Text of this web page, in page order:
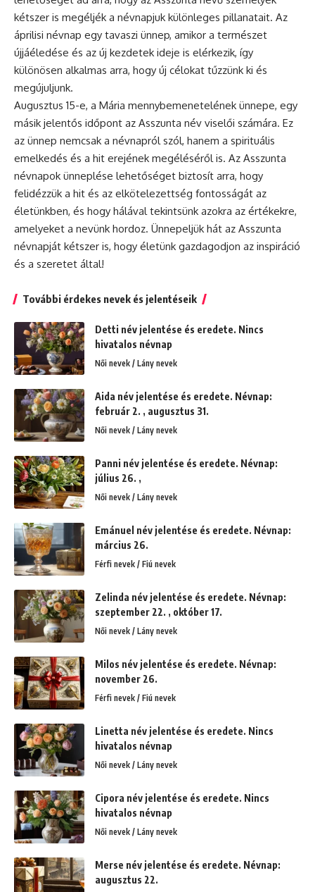
kétszer is megéljék a névnapjuk különleges pillanatait. Az
áprilisi névnap egy tavaszi ünnep, amikor a természet
újjáéledése és az új kezdetek ideje is elérkezik, így
különösen alkalmas arra, hogy új célokat tűzzünk ki és
megújuljunk.
Augusztus 15-e, a Mária mennybemenetelének ünnepe, egy
másik jelentős időpont az Asszunta név viselői számára. Ez
az ünnep nemcsak a névnapról szól, hanem a spirituális
emelkedés és a hit erejének megéléséről is. Az Asszunta
névnapok ünneplése lehetőséget biztosít arra, hogy
felidézzük a hit és az elkötelezettség fontosságát az
életünkben, és hogy hálával tekintsünk azokra az értékekre,
amelyeket a nevünk hordoz. Ünnepeljük hát az Asszunta
névnapját kétszer is, hogy életünk gazdagodjon az inspiráció
és a szeretet által!
További érdekes nevek és jelentéseik
Detti név jelentése és eredete. Nincs
hivatalos névnap
Női nevek / Lány nevek
Aida név jelentése és eredete. Névnap:
február 2. , augusztus 31.
Női nevek / Lány nevek
Panni név jelentése és eredete. Névnap:
július 26. ,
Női nevek / Lány nevek
Emánuel név jelentése és eredete. Névnap:
március 26.
Férfi nevek / Fiú nevek
Zelinda név jelentése és eredete. Névnap:
szeptember 22. , október 17.
Női nevek / Lány nevek
Milos név jelentése és eredete. Névnap:
november 26.
Férfi nevek / Fiú nevek
Linetta név jelentése és eredete. Nincs
hivatalos névnap
Női nevek / Lány nevek
Cipora név jelentése és eredete. Nincs
hivatalos névnap
Női nevek / Lány nevek
Merse név jelentése és eredete. Névnap:
augusztus 22.